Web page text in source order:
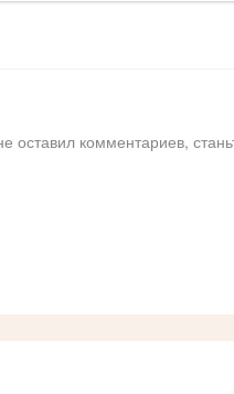
оставил комментариев,